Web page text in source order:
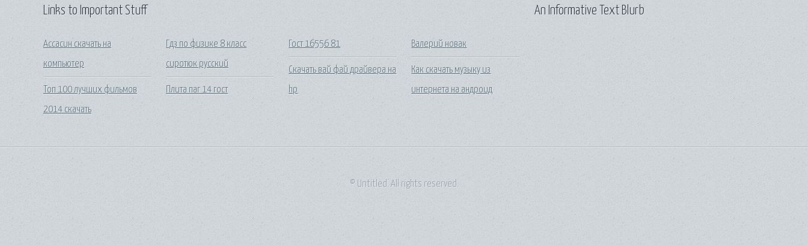
Links to Important Stuff
Ассасин скачать на
компьютер
Топ 100 лучших фильмов
2014 скачать
Гдз по физике 8 класс
сиротюк русский
Плита паг 14 гост
Гост 16556 81
Скачать вай фай драйвера на
hp
Валерий новак
Как скачать музыку из
интернета на андроид
An Informative Text Blurb
© Untitled. All rights reserved.